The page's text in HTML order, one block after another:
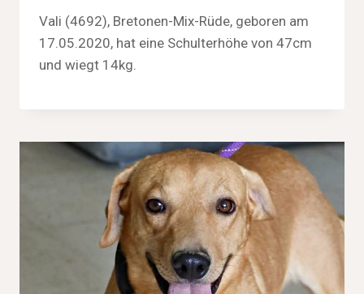
Vali (4692), Bretonen-Mix-Rüde, geboren am
17.05.2020, hat eine Schulterhöhe von 47cm
und wiegt 14kg.